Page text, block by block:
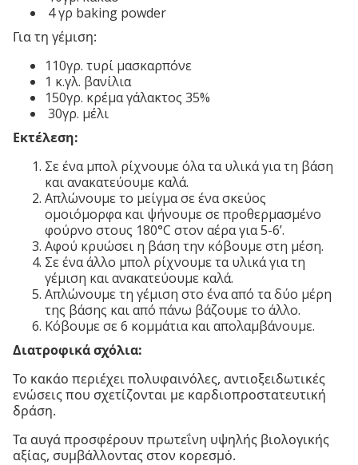
4 γρ baking powder
Για τη γέμιση:
110γρ. τυρί μασκαρπόνε
1 κ.γλ. βανίλια
150γρ. κρέμα γάλακτος 35%
30γρ. μέλι
Εκτέλεση:
Σε ένα μπολ ρίχνουμε όλα τα υλικά για τη βάση
και ανακατεύουμε καλά.
Απλώνουμε το μείγμα σε ένα σκεύος
ομοιόμορφα και ψήνουμε σε προθερμασμένο
φούρνο στους 180°C στον αέρα για 5-6’.
Αφού κρυώσει η βάση την κόβουμε στη μέση.
Σε ένα άλλο μπολ ρίχνουμε τα υλικά για τη
γέμιση και ανακατεύουμε καλά.
Απλώνουμε τη γέμιση στο ένα από τα δύο μέρη
της βάσης και από πάνω βάζουμε το άλλο.
Κόβουμε σε 6 κομμάτια και απολαμβάνουμε.
Διατροφικά σχόλια:
Το κακάο περιέχει πολυφαινόλες, αντιοξειδωτικές
ενώσεις που σχετίζονται με καρδιοπροστατευτική
δράση.
Τα αυγά προσφέρουν πρωτεΐνη υψηλής βιολογικής
αξίας, συμβάλλοντας στον κορεσμό.